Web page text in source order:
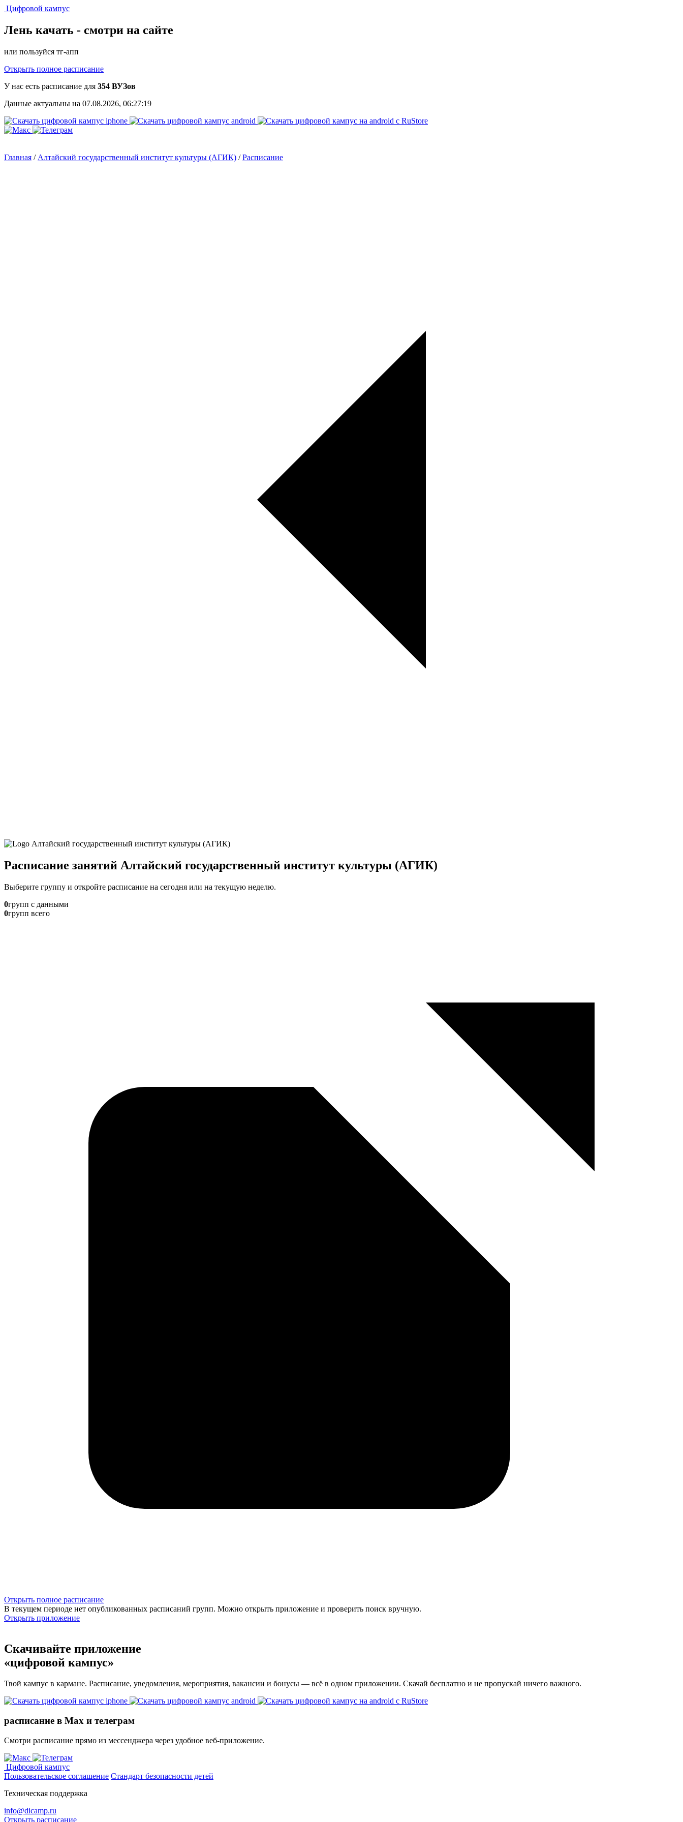
Цифровой кампус
Лень качать - смотри на сайте
или пользуйся тг-апп
Открыть полное расписание
У нас есть расписание для 354 ВУЗов
Данные актуальны на 07.08.2026, 06:27:19
Главная / Алтайский государственный институт культуры (АГИК) /Расписание
Расписание занятий Алтайский государственный институт культуры (АГИК)
Выберите группу и откройте расписание на сегодня или на текущую неделю.
0групп с данными
0групп всего
Открыть полное расписание
В текущем периоде нет опубликованных расписаний групп. Можно открыть приложение и проверить поиск вручную.
Открыть приложение
Скачивайте приложение
«цифровой кампус»
Твой кампус в кармане. Расписание, уведомления, мероприятия, вакансии и бонусы — всё в одном приложении. Скачай бесплатно и не пропускай ничего важного.
расписание в Max и телеграм
Смотри расписание прямо из мессенджера через удобное веб‑приложение.
Цифровой кампус
Пользовательское соглашение Стандарт безопасности детей
Техническая поддержка
info@dicamp.ru
Открыть расписание